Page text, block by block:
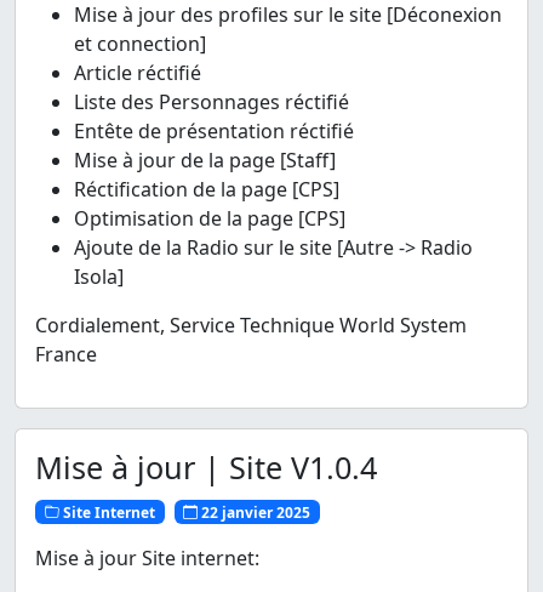
Mise à jour des profiles sur le site [Déconexion
et connection]
Article réctifié
Liste des Personnages réctifié
Entête de présentation réctifié
Mise à jour de la page [Staff]
Réctification de la page [CPS]
Optimisation de la page [CPS]
Ajoute de la Radio sur le site [Autre -> Radio
Isola]
Cordialement, Service Technique World System
France
Mise à jour | Site V1.0.4
Site Internet 22 janvier 2025
Mise à jour Site internet: